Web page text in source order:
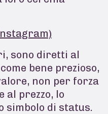
sono diretti al
bene prezioso,
non per forza
al prezzo, lo
simbolo di status.